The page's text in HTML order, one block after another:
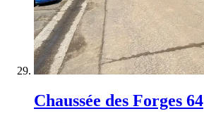
Chaussée des Forges 64